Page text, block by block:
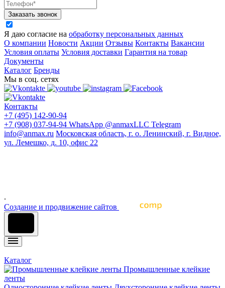
Заказать звонок
Я даю согласие на обработку персональных данных
О компании Новости Акции Отзывы Контакты Вакансии
Условия оплаты Условия доставки Гарантия на товар
Документы
Каталог Бренды
Мы в соц. сетях
Контакты
+7 (495) 142-90-94
+7 (908) 037-94-94 WhatsApp @anmaxLLC Telegram
info@anmax.ru Московская область, г. о. Ленинский, г. Видное,
ул. Лемешко, д. 10, офис 22
.
Cоздание и продвижение сайтов
Каталог
Промышленные клейкие
ленты